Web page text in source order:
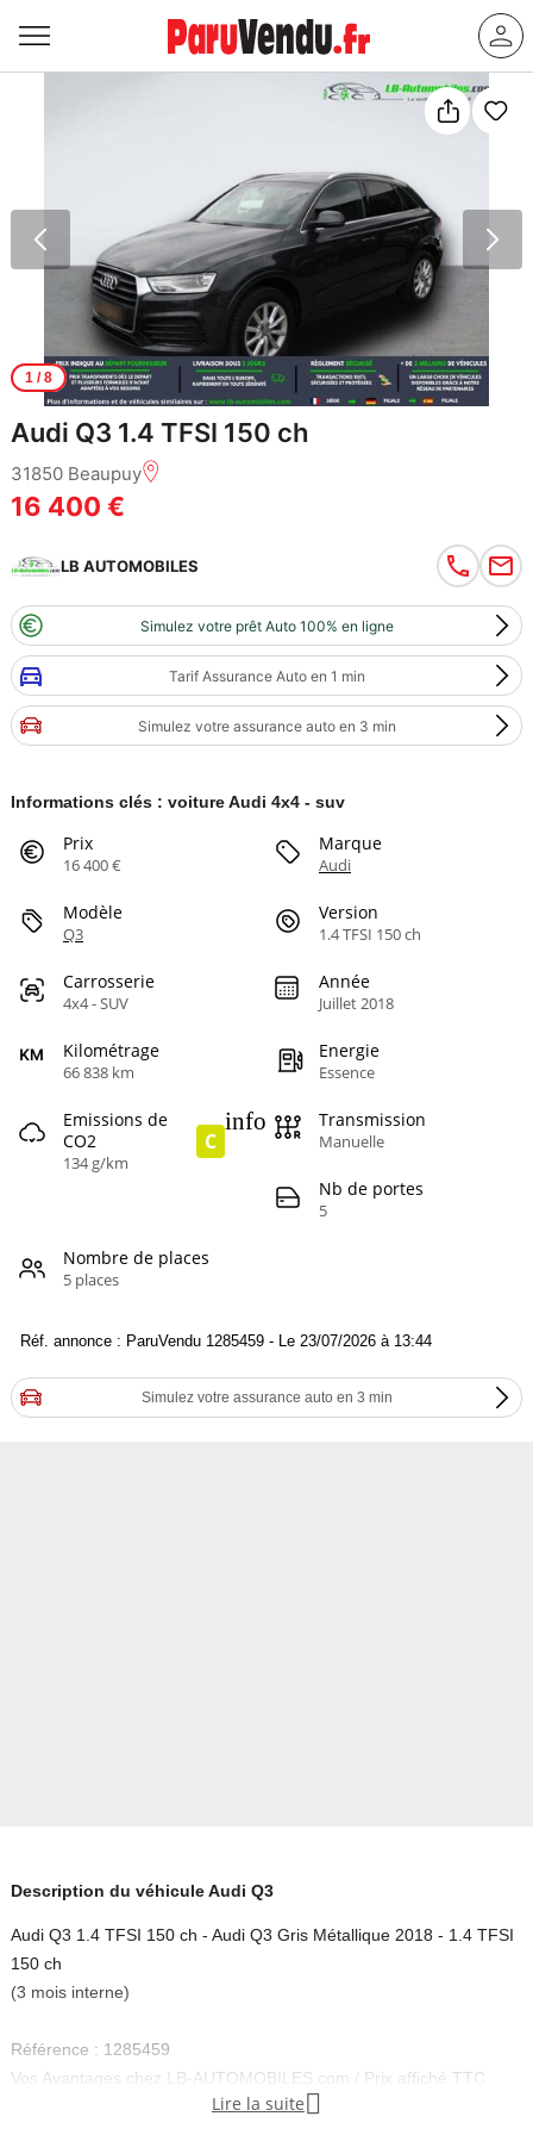
1/ 8
Audi Q3 1.4 TFSI 150 ch
31850 Beaupuy
16 400 €
LB AUTOMOBILES
Simulez votre prêt Auto 100% en ligne
Tarif Assurance Auto en 1 min
Simulez votre assurance auto en 3 min
Informations clés : voiture Audi 4x4 - suv
Prix
16 400 €
Marque
Audi
Modèle
Q3
Version
1.4 TFSI 150 ch
Carrosserie
4x4 - SUV
Année
Juillet 2018
Kilométrage
66 838 km
Energie
Essence
Emissions de
CO2
134 g/km
C
info Transmission
Manuelle
Nb de portes
5
Nombre de places
5 places
Réf. annonce : ParuVendu 1285459 - Le 23/07/2026 à 13:44
Simulez votre assurance auto en 3 min
Description du véhicule Audi Q3
Audi Q3 1.4 TFSI 150 ch - Audi Q3 Gris Métallique 2018 - 1.4 TFSI
150 ch
(3 mois interne)
Référence : 1285459
Vos Avantages chez LB-AUTOMOBILES.com / Prix affiché TTC
Livré hors carte grise / Livraison sous 10 jours dans toute la France
Lire la suite 